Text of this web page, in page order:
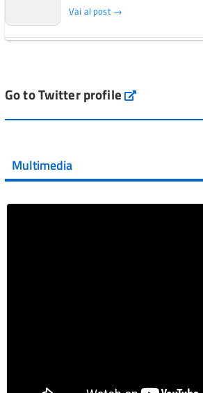
Vai al post →
Vai al post →
Vai al post →
Go to Twitter profile aifa_ufficiale
Multimedia